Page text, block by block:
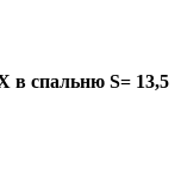
спальню S= 13,5